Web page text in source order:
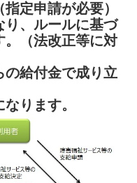
定申請が必要）
り、ルールに基づ
。（法改正等に対
の給付金で成り立
ります。